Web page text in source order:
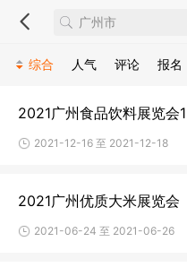
综合 人气 评论 报名
2021广州食品饮料展览会
2021-12-16 至 2021-12-18
2021广州优质大米展览会
2021-06-24 至 2021-06-26